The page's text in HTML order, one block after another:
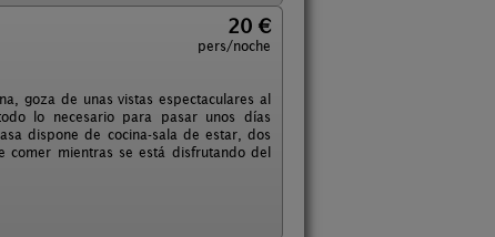
20 €
pers/noche
goza de unas vistas espectaculares al
lo necesario para pasar unos días
dispone de cocina-sala de estar, dos
mientras se está disfrutando del